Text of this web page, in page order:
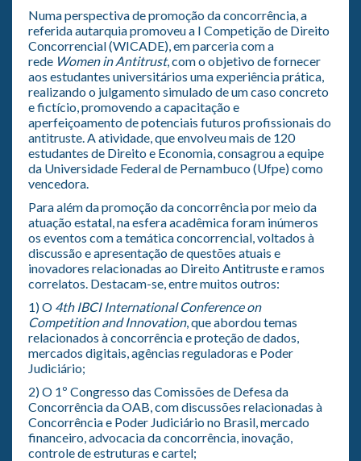
Numa perspectiva de promoção da concorrência, a
referida autarquia promoveu a I Competição de Direito
Concorrencial (WICADE), em parceria com a
rede Women in Antitrust, com o objetivo de fornecer
aos estudantes universitários uma experiência prática,
realizando o julgamento simulado de um caso concreto
e fictício, promovendo a capacitação e
aperfeiçoamento de potenciais futuros profissionais do
antitruste. A atividade, que envolveu mais de 120
estudantes de Direito e Economia, consagrou a equipe
da Universidade Federal de Pernambuco (Ufpe) como
vencedora.
Para além da promoção da concorrência por meio da
atuação estatal, na esfera acadêmica foram inúmeros
os eventos com a temática concorrencial, voltados à
discussão e apresentação de questões atuais e
inovadores relacionadas ao Direito Antitruste e ramos
correlatos. Destacam-se, entre muitos outros:
1) O 4th IBCI International Conference on
Competition and Innovation, que abordou temas
relacionados à concorrência e proteção de dados,
mercados digitais, agências reguladoras e Poder
Judiciário;
2) O 1º Congresso das Comissões de Defesa da
Concorrência da OAB, com discussões relacionadas à
Concorrência e Poder Judiciário no Brasil, mercado
financeiro, advocacia da concorrência, inovação,
controle de estruturas e cartel;